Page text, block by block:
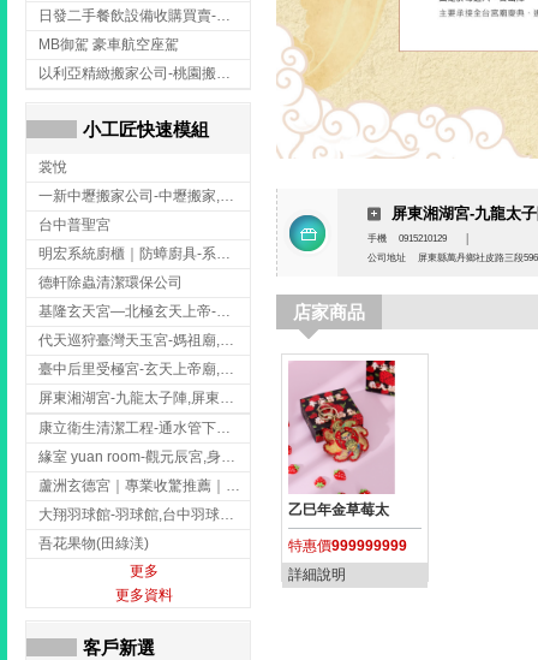
日發二手餐飲設備收購買賣-二手貨買賣,台中二手貨買賣,台中二手餐飲收購
MB御駕 豪車航空座駕
以利亞精緻搬家公司-桃園搬家吊車,桃園專業搬家吊車,龍潭吊車搬家
小工匠快速模組
裳悅
一新中壢搬家公司-中壢搬家,中壢搬家公司推薦,桃園搬家推薦,桃園搬家公司
台中普聖宮
明宏系統廚櫃｜防蟑廚具-系統廚櫃安裝,台中系統廚櫃安裝,彰化系統廚櫃安裝,台南系統廚櫃安裝,台中防蟑
德軒除蟲清潔環保公司
基隆玄天宮—北極玄天上帝-玄天上帝廟,拜玄天上帝,基隆玄天上帝廟,安樂區玄天上帝廟,
代天巡狩臺灣天玉宮-媽祖廟,拜媽祖,雲林媽祖廟,雲林拜媽祖,
臺中后里受極宮-玄天上帝廟,拜玄天上帝,台中玄天上帝廟,后里玄天上帝廟,
屏東湘湖宮-九龍太子陣,屏東九龍太子陣
康立衛生清潔工程-通水管下水道 清排水溝 台北抽水肥 台北洗污水管 桃園洗污水管下水道
緣室 yuan room-觀元辰宮,身心靈課程,台中觀元辰宮,台中身心靈課程,西屯觀元辰宮
蘆洲玄德宮｜專業收驚推薦｜問事服務｜點燈祭改｜補財補運-玄天上帝廟,問事,台北玄天上帝廟,蘆洲問事,
大翔羽球館-羽球館,台中羽球館,台中羽球場地出租,台中專業羽球館
吾花果物(田綠渼)
更多
更多資料
客戶新選
屏東湘湖宮-九龍太
手機 0915210129
公司地址
屏東縣萬丹鄉社皮路三段
店家商品
乙巳年金草莓太
特惠價999999999
詳細說明